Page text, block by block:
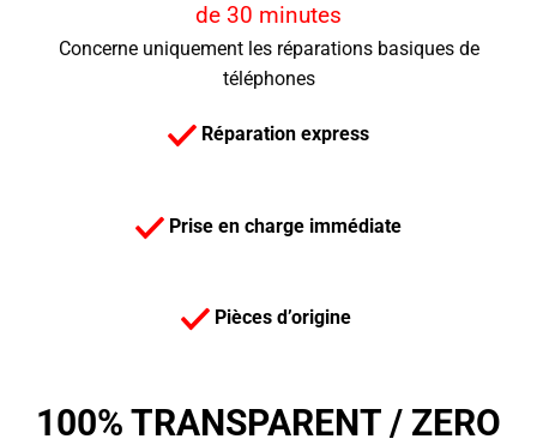
de 30 minutes
Concerne uniquement les réparations basiques de
téléphones
Réparation express
Prise en charge immédiate
Pièces d’origine
100% TRANSPARENT / ZERO